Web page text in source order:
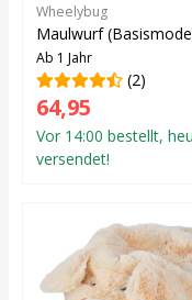
Wheelybug
Maulwurf
Ab 1 Jahr
(2)
64,95
Vor 14:00 bestellt,
versendet!